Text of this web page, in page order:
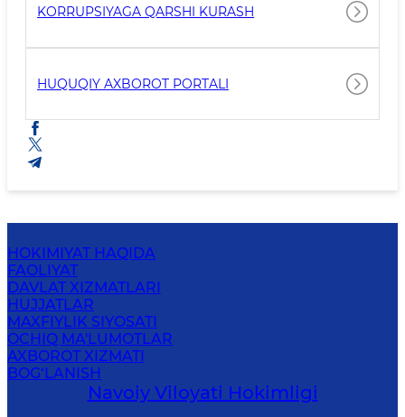
KORRUPSIYAGA QARSHI KURASH
HUQUQIY AXBOROT PORTALI
HOKIMIYAT HAQIDA
FAOLIYAT
DAVLAT XIZMATLARI
HUJJATLAR
MAXFIYLIK SIYOSATI
OCHIQ MA'LUMOTLAR
AXBOROT XIZMATI
BOG‘LANISH
Navoiy Vilоyati Hоkimligi